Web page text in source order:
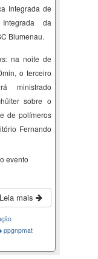
Integrada de
da
Blumenau.
na noite de
o terceiro
ministrado
sobre o
de polímeros
Fernando
evento
Leia mais
ppgnpmat